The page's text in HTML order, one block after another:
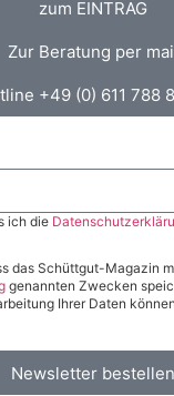
zum EINTRAG
Zur Beratung per
+49 (0) 611 788
ich die
das Schüttgut-Magazin
genannten Zwecken
Ihrer Daten
Newsletter bestellen